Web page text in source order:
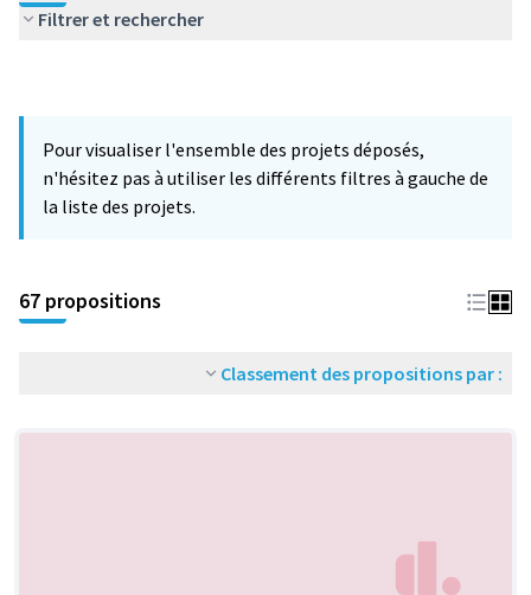
Filtrer et rechercher
Pour visualiser l'ensemble des projets déposés,
n'hésitez pas à utiliser les différents filtres à gauche de
la liste des projets.
67 propositions
Classement des propositions par :